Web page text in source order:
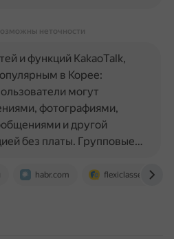
неточности
habr.com flexiclasses.com
и функций KakaoTalk,
в Корее:
могут
фотографиями,
и другой
без платы. Групповые…